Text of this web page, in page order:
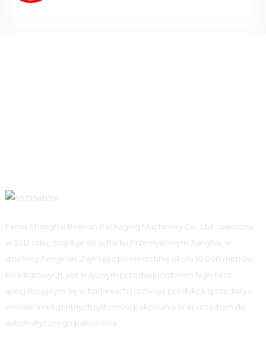
Firma Shanghai Boevan Packaging Machinery Co., Ltd., założona
w 2012 roku, znajduje się w Parku Przemysłowym Jianghai, w
dzielnicy Fengxian. Zajmując powierzchnię około 10 000 metrów
kwadratowych, jest krajowym przedsiębiorstwem high-tech
specjalizującym się w badaniach i rozwoju, produkcji, sprzedaży i
serwisie inteligentnych systemów pakowania oraz urządzeń do
automatycznego pakowania.